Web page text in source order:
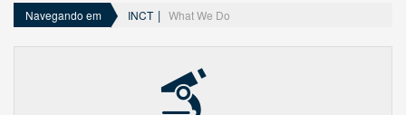
Navegando em INCT What We Do